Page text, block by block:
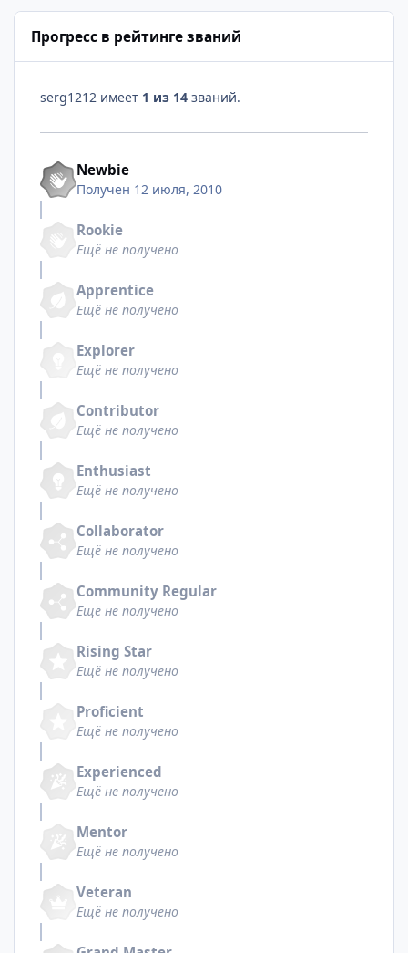
Прогресс в рейтинге званий
serg1212 имеет 1 из 14 званий.
Newbie
Получен 12 июля, 2010
Rookie
Ещё не получено
Apprentice
Ещё не получено
Explorer
Ещё не получено
Contributor
Ещё не получено
Enthusiast
Ещё не получено
Collaborator
Ещё не получено
Community Regular
Ещё не получено
Rising Star
Ещё не получено
Proficient
Ещё не получено
Experienced
Ещё не получено
Mentor
Ещё не получено
Veteran
Ещё не получено